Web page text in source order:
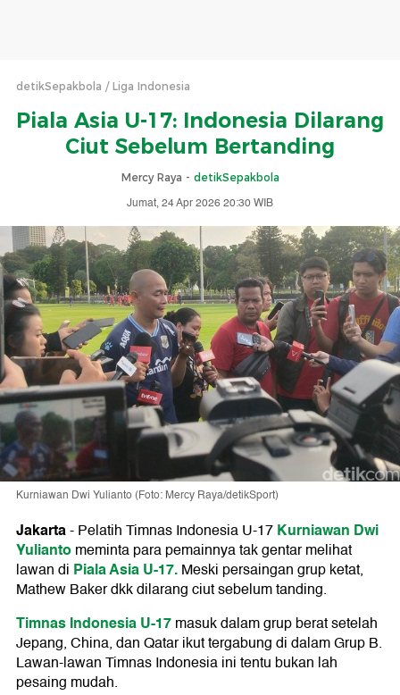
detikSepakbola Liga Indonesia
Piala Asia U-17: Indonesia Dilarang
Ciut Sebelum Bertanding
Mercy Raya - detikSepakbola
Jumat, 24 Apr 2026 20:30 WIB
Kurniawan Dwi Yulianto (Foto: Mercy Raya/detikSport)
Jakarta-Pelatih Timnas Indonesia U-17Kurniawan Dwi
Yuliantomeminta para pemainnya tak gentar melihat
lawan di Piala Asia U-17.Meski persaingan grup ketat,
Mathew Baker dkk dilarang ciut sebelum tanding.
Timnas Indonesia U-17masuk dalam grup berat setelah
Jepang, China, dan Qatar ikut tergabung di dalam Grup B.
Lawan-lawan Timnas Indonesia ini tentu bukan lah
pesaing mudah.